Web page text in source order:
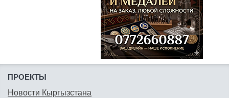
ПРОЕКТЫ
Новости Кыргызстана